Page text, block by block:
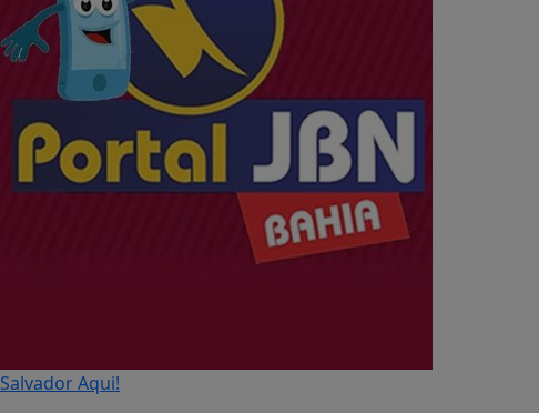
Salvador Aqui!